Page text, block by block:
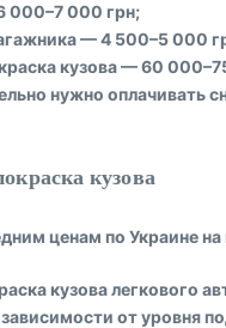
000–7 000 грн;
—4 500–5 000
кузова —60
нужно оплачивать
кузова
ценам по Украине
кузова легкового
зависимости от уровня